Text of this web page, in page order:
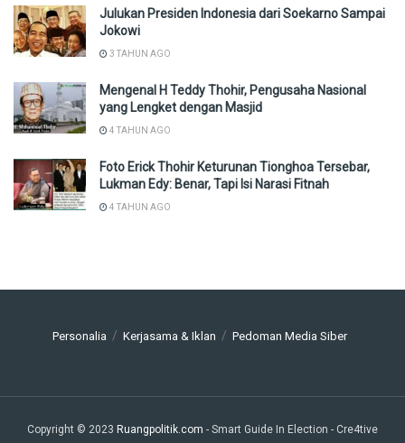
Julukan Presiden Indonesia dari Soekarno Sampai
Jokowi
3 TAHUN AGO
Mengenal H Teddy Thohir, Pengusaha Nasional
yang Lengket dengan Masjid
4 TAHUN AGO
Foto Erick Thohir Keturunan Tionghoa Tersebar,
Lukman Edy: Benar, Tapi Isi Narasi Fitnah
4 TAHUN AGO
Personalia Kerjasama & Iklan Pedoman Media Siber
Copyright © 2023 Ruangpolitik.com - Smart Guide In Election - Cre4tive